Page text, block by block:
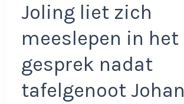
Joling liet zich
meeslepen in het
gesprek nadat
tafelgenoot Johan